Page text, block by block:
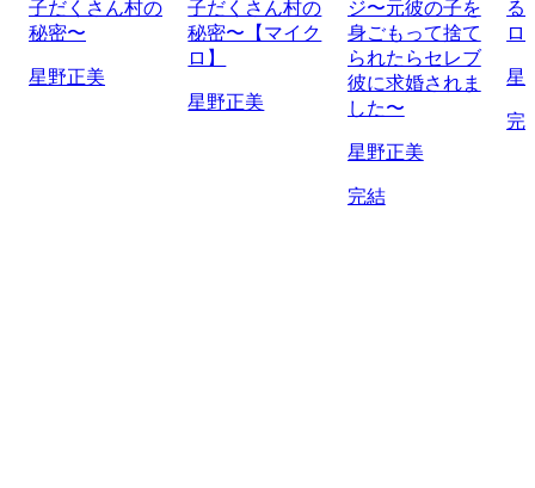
子だくさん村の
秘密〜
星野正美
子だくさん村の
秘密〜【マイク
ロ】
星野正美
ジ〜元彼の子を
身ごもって捨て
られたらセレブ
彼に求婚されま
した〜
星野正美
完結
る
ロ
星
完